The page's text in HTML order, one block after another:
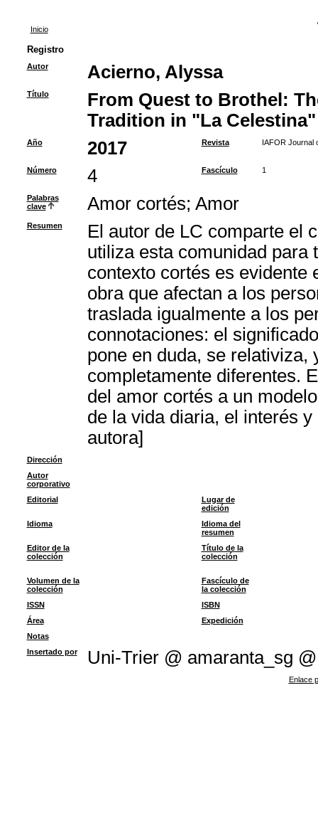
Inicio
Registro
Autor Acierno, Alyssa
Título
From Quest to Brothel:
Tradition in "La Celestina"
Año 2017 Revista IAFOR Journal
Número 4 Fascículo 1
Palabras
clave
Amor cortés; Amor
Resumen
El autor de LC comparte el
utiliza esta comunidad para
contexto cortés es evidente
obra que afectan a los
traslada igualmente a los
connotaciones: el
pone en duda, se
completamente diferentes.
del amor cortés a un
de la vida diaria, el interés
autora]
Dirección
Autor
corporativo
Editorial
Lugar de
edición
Idioma
Idioma del
resumen
Editor de la
colección
Título de la
colección
Volumen de la
colección
Fascículo de
la colección
ISSN
ISBN
Área
Expedición
Notas
Insertado por
Uni-Trier @ amaranta_sg @
Enlace